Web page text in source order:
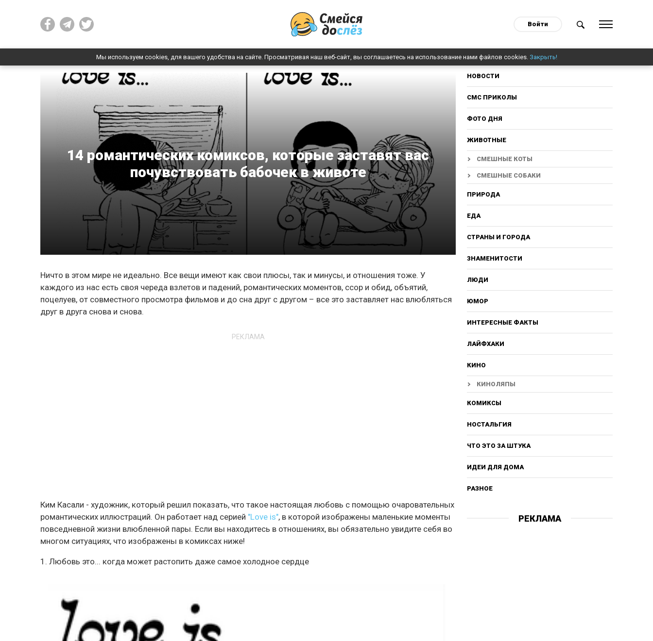
Войти
Мы используем cookies, для вашего удобства на сайте. Просматривая наш веб-сайт, вы соглашаетесь на использование нами файлов cookies. Закрыть!
14 романтических комиксов, которые заставят вас
почувствовать бабочек в животе
Ничто в этом мире не идеально. Все вещи имеют как свои плюсы, так и минусы, и отношения тоже. У
каждого из нас есть своя череда взлетов и падений, романтических моментов, ссор и обид, объятий,
поцелуев, от совместного просмотра фильмов и до сна друг с другом – все это заставляет нас влюбляться
друг в друга снова и снова.
РЕКЛАМА
Ким Касали - художник, который решил показать, что такое настоящая любовь с помощью очаровательных
романтических иллюстраций. Он работает над серией "Love is", в которой изображены маленькие моменты
повседневной жизни влюбленной пары. Если вы находитесь в отношениях, вы обязательно увидите себя во
многом ситуациях, что изображены в комиксах ниже!
1. Любовь это... когда может растопить даже самое холодное сердце
НОВОСТИ
СМС ПРИКОЛЫ
ФОТО ДНЯ
ЖИВОТНЫЕ
СМЕШНЫЕ КОТЫ
СМЕШНЫЕ СОБАКИ
ПРИРОДА
ЕДА
СТРАНЫ И ГОРОДА
ЗНАМЕНИТОСТИ
ЛЮДИ
ЮМОР
ИНТЕРЕСНЫЕ ФАКТЫ
ЛАЙФХАКИ
КИНО
КИНОЛЯПЫ
КОМИКСЫ
НОСТАЛЬГИЯ
ЧТО ЭТО ЗА ШТУКА
ИДЕИ ДЛЯ ДОМА
РАЗНОЕ
РЕКЛАМА